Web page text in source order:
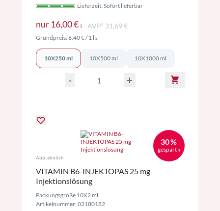
Lieferzeit: Sofort lieferbar
nur 16,00 € 2Preise inkl. MwSt. ggf. zzgl. Versand
AVP² 31,69 €
Grundpreis:6,40 €/ 1 l 2Preise inkl. MwSt. ggf. zzgl. Versand
10X250 ml 10X500 ml 10X1000 ml
- +
30 %
gespart 4
Abb. ähnlich
VITAMIN B6-INJEKTOPAS 25 mg
Injektionslösung
Packungsgröße 10X2 ml
Artikelnummer: 02180182